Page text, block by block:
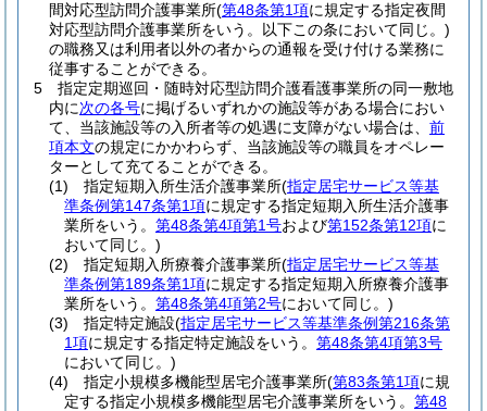
間対応型訪問介護事業所(第48条第1項に規定する指定夜間
対応型訪問介護事業所をいう。以下この条において同じ。)
の職務又は利用者以外の者からの通報を受け付ける業務に
従事することができる。
5
指定定期巡回・随時対応型訪問介護看護事業所の同一敷地
内に次の各号に掲げるいずれかの施設等がある場合におい
て、当該施設等の入所者等の処遇に支障がない場合は、 前
項本文の規定にかかわらず、当該施設等の職員をオペレー
ターとして充てることができる。
(1)
指定短期入所生活介護事業所(指定居宅サービス等基
準条例第147条第1項に規定する指定短期入所生活介護事
業所をいう。 第48条第4項第1号および第152条第12項に
おいて同じ。)
(2)
指定短期入所療養介護事業所(指定居宅サービス等基
準条例第189条第1項に規定する指定短期入所療養介護事
業所をいう。 第48条第4項第2号において同じ。)
(3)
指定特定施設(指定居宅サービス等基準条例第216条第
1項に規定する指定特定施設をいう。 第48条第4項第3号
において同じ。)
(4)
指定小規模多機能型居宅介護事業所(第83条第1項に規
定する指定小規模多機能型居宅介護事業所をいう。 第48